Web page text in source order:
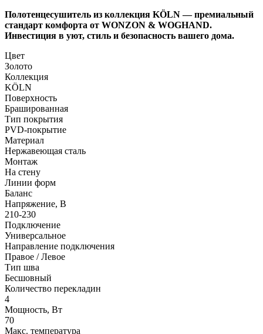
Полотенцесушитель из коллекция KÖLN — премиальный
стандарт комфорта от WONZON & WOGHAND.
Инвестиция в уют, стиль и безопасность вашего дома.
Цвет
Золото
Коллекция
KÖLN
Поверхность
Брашированная
Тип покрытия
PVD-покрытие
Материал
Нержавеющая сталь
Монтаж
На стену
Линии форм
Баланс
Напряжение, В
210-230
Подключение
Универсальное
Направление подключения
Правое / Левое
Тип шва
Бесшовный
Количество перекладин
4
Мощность, Вт
70
Макс. температура